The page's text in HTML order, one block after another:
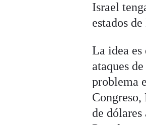
Israel
estados de
La idea es
ataques
problema
de